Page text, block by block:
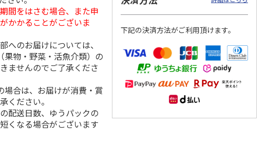
コレートシロップポ
ション」
…
料・税込)
プリンセット
(送料・税込)
推奨 2種のブリュレ
6個セット(クレー…
4,320円
ん家＞夏限定 ひと
くちバーム詰合せ
3,980円
(送料・税込)
間をはさむ場合、また申
かかることがございま
のお届けについては、
果物・野菜・活魚介類）の
ませんのでご了承くださ
合は、お届けが消費・賞
ください。
配送日数、ゆうパックの
くなる場合がございます
下記の決済方法がご利用頂けます。